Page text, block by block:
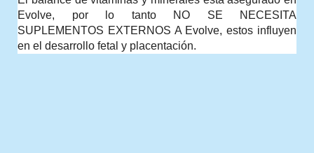
Evolve, por lo tanto NO SE NECESITA
SUPLEMENTOS EXTERNOS A Evolve, estos influyen
en el desarrollo fetal y placentación.